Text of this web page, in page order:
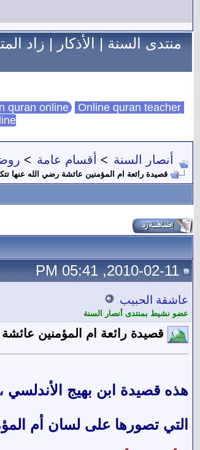
منتدى السنة|الأذكار|زاد
quran online Online quran teacher
أنصار السنة > أقسام عامة >
قصيدة رائعة ام المؤمنين عائشة رضي الله عنها
2010-02-11, 05:41 PM
عاشقة الحبيب
عضو نشيط بمنتدى أنصار السنة
قصيدة رائعة ام المؤمنين
هذه قصيدة ابن بهيج الأندلسي ،
التي تصورها على لسان أم